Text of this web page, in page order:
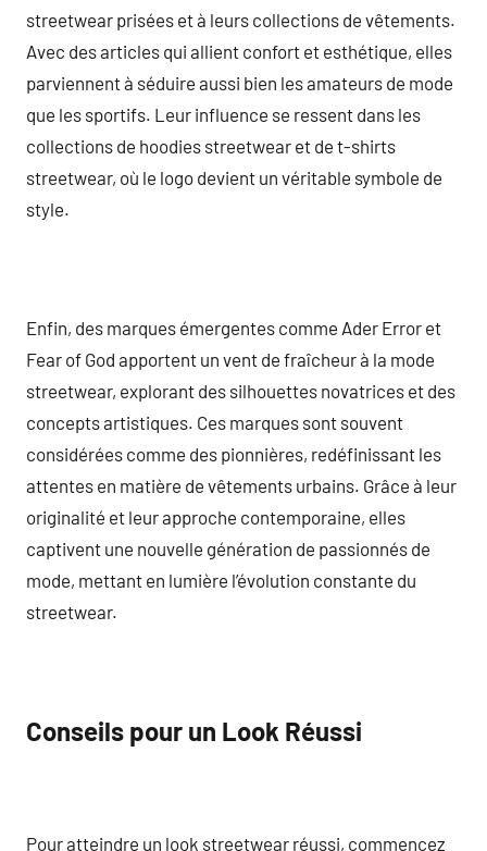
streetwear prisées et à leurs collections de vêtements.
Avec des articles qui allient confort et esthétique, elles
parviennent à séduire aussi bien les amateurs de mode
que les sportifs. Leur influence se ressent dans les
collections de hoodies streetwear et de t-shirts
streetwear, où le logo devient un véritable symbole de
style.
Enfin, des marques émergentes comme Ader Error et
Fear of God apportent un vent de fraîcheur à la mode
streetwear, explorant des silhouettes novatrices et des
concepts artistiques. Ces marques sont souvent
considérées comme des pionnières, redéfinissant les
attentes en matière de vêtements urbains. Grâce à leur
originalité et leur approche contemporaine, elles
captivent une nouvelle génération de passionnés de
mode, mettant en lumière l’évolution constante du
streetwear.
Conseils pour un Look Réussi
Pour atteindre un look streetwear réussi, commencez